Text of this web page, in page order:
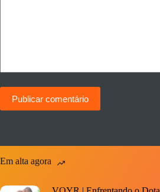
Publicar comentário
Em alta agora